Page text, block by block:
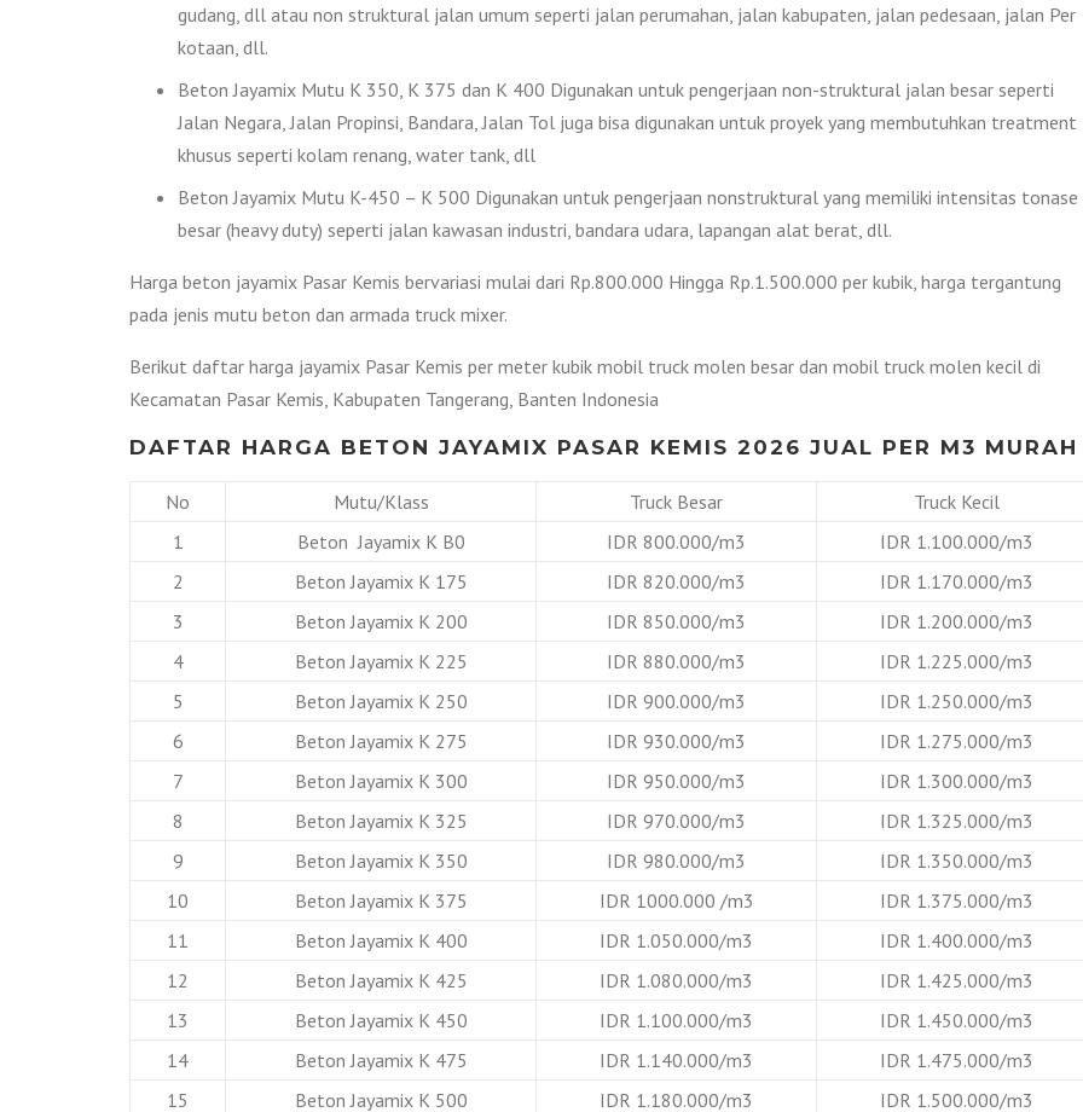
gudang, dll atau non struktural jalan umum seperti jalan perumahan, jalan kabupaten, jalan pedesaan, jalan Per
kotaan, dll.
Beton Jayamix Mutu K 350, K 375 dan K 400 Digunakan untuk pengerjaan non-struktural jalan besar seperti
Jalan Negara, Jalan Propinsi, Bandara, Jalan Tol juga bisa digunakan untuk proyek yang membutuhkan treatment
khusus seperti kolam renang, water tank, dll
Beton Jayamix Mutu K-450 – K 500 Digunakan untuk pengerjaan nonstruktural yang memiliki intensitas tonase
besar (heavy duty) seperti jalan kawasan industri, bandara udara, lapangan alat berat, dll.
Harga beton jayamix Pasar Kemis bervariasi mulai dari Rp.800.000 Hingga Rp.1.500.000 per kubik, harga tergantung
pada jenis mutu beton dan armada truck mixer.
Berikut daftar harga jayamix Pasar Kemis per meter kubik mobil truck molen besar dan mobil truck molen kecil di
Kecamatan Pasar Kemis, Kabupaten Tangerang, Banten Indonesia
DAFTAR HARGA BETON JAYAMIX PASAR KEMIS 2026 JUAL PER M3 MURAH
No Mutu/Klass Truck Besar
Truck Kecil
1
Beton Jayamix K B0 IDR 800.000/m3
IDR 1.100.000/m3
2
Beton Jayamix K 175 IDR 820.000/m3
IDR 1.170.000/m3
3
Beton Jayamix K 200 IDR 850.000/m3
IDR 1.200.000/m3
4
Beton Jayamix K 225 IDR 880.000/m3
IDR 1.225.000/m3
5
Beton Jayamix K 250 IDR 900.000/m3
IDR 1.250.000/m3
6
Beton Jayamix K 275 IDR 930.000/m3
IDR 1.275.000/m3
7
Beton Jayamix K 300 IDR 950.000/m3
IDR 1.300.000/m3
8
Beton Jayamix K 325 IDR 970.000/m3
IDR 1.325.000/m3
9
Beton Jayamix K 350 IDR 980.000/m3
IDR 1.350.000/m3
10
Beton Jayamix K 375 IDR 1000.000 /m3
IDR 1.375.000/m3
11
Beton Jayamix K 400 IDR 1.050.000/m3
IDR 1.400.000/m3
12
Beton Jayamix K 425 IDR 1.080.000/m3
IDR 1.425.000/m3
13
Beton Jayamix K 450 IDR 1.100.000/m3
IDR 1.450.000/m3
14
Beton Jayamix K 475 IDR 1.140.000/m3
IDR 1.475.000/m3
15
Beton Jayamix K 500 IDR 1.180.000/m3 IDR 1.500.000/m3